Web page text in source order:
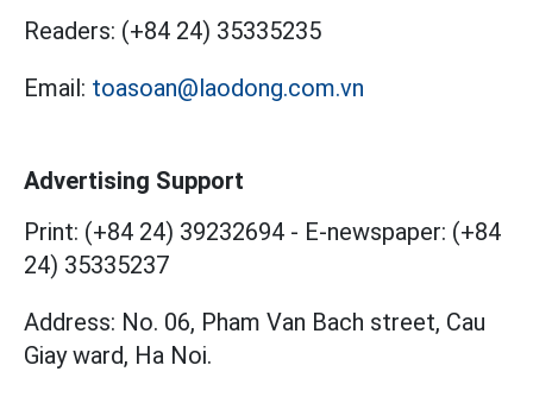
Readers: (+84 24) 35335235
Email: toasoan@laodong.com.vn
Advertising Support
Print: (+84 24) 39232694 - E-newspaper: (+84
24) 35335237
Address: No. 06, Pham Van Bach street, Cau
Giay ward, Ha Noi.